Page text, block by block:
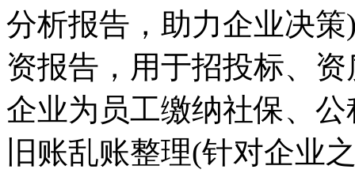
分析报告，助力企业决
资报告，用于招投标、
企业为员工缴纳社保、
旧账乱账整理(针对企业